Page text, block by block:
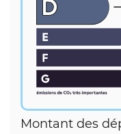
Montant des